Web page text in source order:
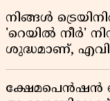
നിങ്ങൾ
'റെയിൽ നീർ'
ശുദ്ധമാണ്,
ഉണ്ടാക്കുന്നത്?
ക്ഷേമപെൻഷൻ